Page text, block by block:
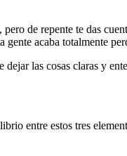
de repente te das
acaba totalmente
las cosas claras y
entre estos tres